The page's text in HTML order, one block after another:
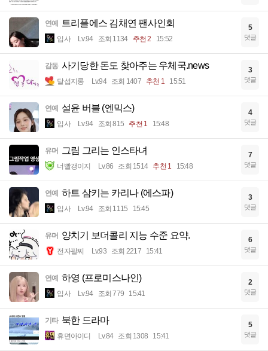
연예 트리플에스 김채연 팬사인회
입사 Lv.94 조회 1134 추천 2 15:52
5
댓글
감동 사기당한 돈도 찾아주는 우체국.news
달섭지롱 Lv.94 조회 1407 추천 1 15:51
3
댓글
연예 설윤 버블 (엔믹스)
입사 Lv.94 조회 815 추천 1 15:48
4
댓글
유머 그림 그리는 인스타녀
너빨갱이지 Lv.86 조회 1514 추천 1 15:48
7
댓글
연예 하트 삼키는 카리나 (에스파)
입사 Lv.94 조회 1115 15:45
3
댓글
유머 양치기 보더콜리 지능 수준 요약.
전자팔찌 Lv.93 조회 2217 15:41
6
댓글
연예 하영 (프로미스나인)
입사 Lv.94 조회 779 15:41
2
댓글
기타 북한 드라마
휴면아이디 Lv.84 조회 1308 15:41
5
댓글